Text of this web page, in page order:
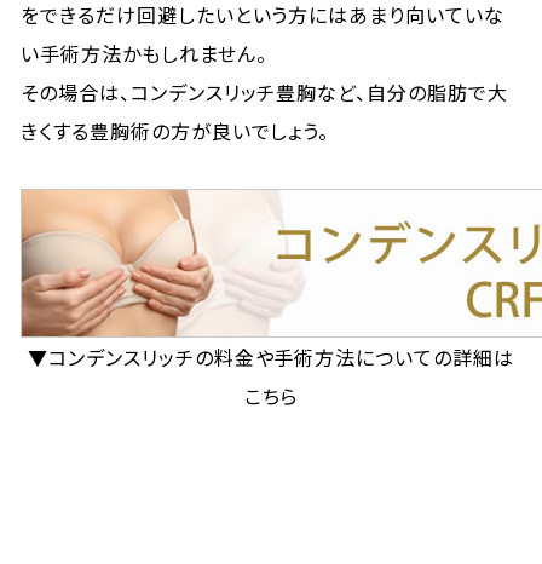
をできるだけ回避したいという方にはあまり向いていな
い手術方法かもしれません。
その場合は、コンデンスリッチ豊胸など、自分の脂肪で大
きくする豊胸術の方が良いでしょう。
▼コンデンスリッチの料金や手術方法についての詳細は
こちら